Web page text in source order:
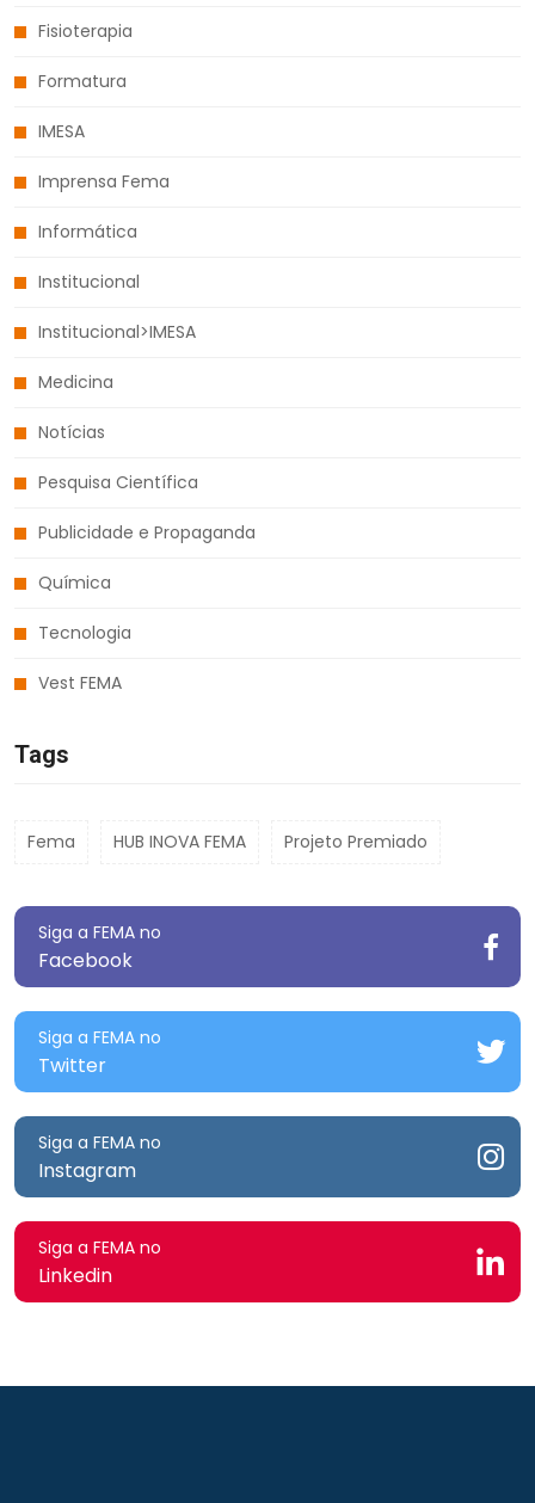
Fisioterapia
Formatura
IMESA
Imprensa Fema
Informática
Institucional
Institucional>IMESA
Medicina
Notícias
Pesquisa Científica
Publicidade e Propaganda
Química
Tecnologia
Vest FEMA
Tags
Fema HUB INOVA FEMA Projeto Premiado
Siga a FEMA no
Facebook
Siga a FEMA no
Twitter
Siga a FEMA no
Instagram
Siga a FEMA no
Linkedin